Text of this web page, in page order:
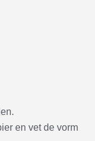
en vet de vorm